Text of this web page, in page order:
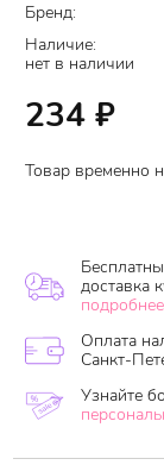
Бренд:
Наличие:
нет в наличии
234 ₽
Товар временно
доставка
Оплата
Санкт-
Узнайте